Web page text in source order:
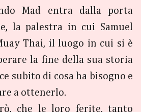
Mad entra dalla porta
la palestra in cui Samuel
Thai, il luogo in cui si è
la fine della sua storia
subito di cosa ha bisogno e
a ottenerlo.
che le loro ferite, tanto